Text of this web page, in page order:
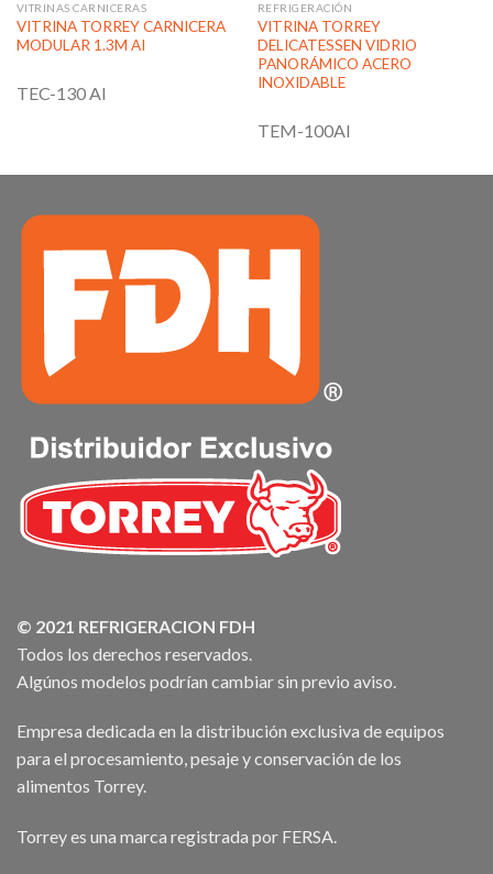
VITRINAS CARNICERAS
VITRINA TORREY CARNICERA
MODULAR 1.3M AI
TEC-130 AI
REFRIGERACIÓN
VITRINA TORREY
DELICATESSEN VIDRIO
PANORÁMICO ACERO
INOXIDABLE
TEM-100AI
© 2021 REFRIGERACION FDH
Todos los derechos reservados.
Algúnos modelos podrían cambiar sin previo aviso.
Empresa dedicada en la distribución exclusiva de equipos
para el procesamiento, pesaje y conservación de los
alimentos Torrey.
Torrey es una marca registrada por FERSA.